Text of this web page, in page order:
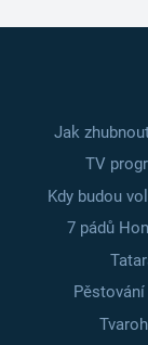
Jak
TV
Kdy budou
7 pádů